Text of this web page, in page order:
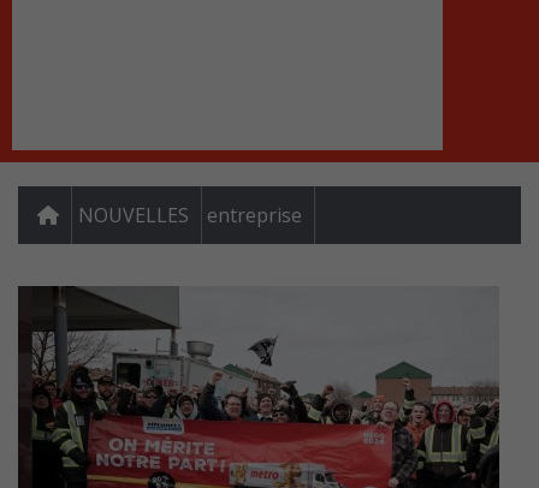
NOUVELLES entreprise